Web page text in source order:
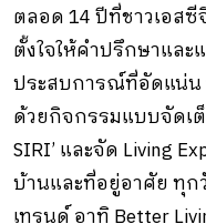
ตลอด 14 ปีที่ชาวเอสซี
ตั้งใจให้คำปรึกษาแล
ประสบการณ์ที่อัดแน่น
ด้วยกิจกรรมแบบจัดเต็
SIRI’ และจัด Living
บ้านและที่อยู่อาศัย ทุก
เทรนด์ อาทิ Better